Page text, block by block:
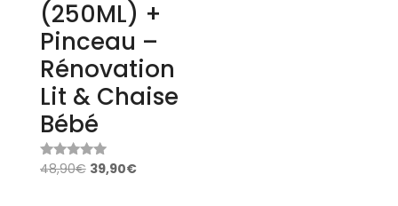
(250ML) +
Pinceau –
Rénovation
Lit & Chaise
Bébé
Note
4.87
48,90€ 39,90€